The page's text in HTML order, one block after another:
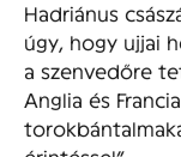
Hadriánus
úgy, hogy ujjai
a szenvedőre
Anglia és